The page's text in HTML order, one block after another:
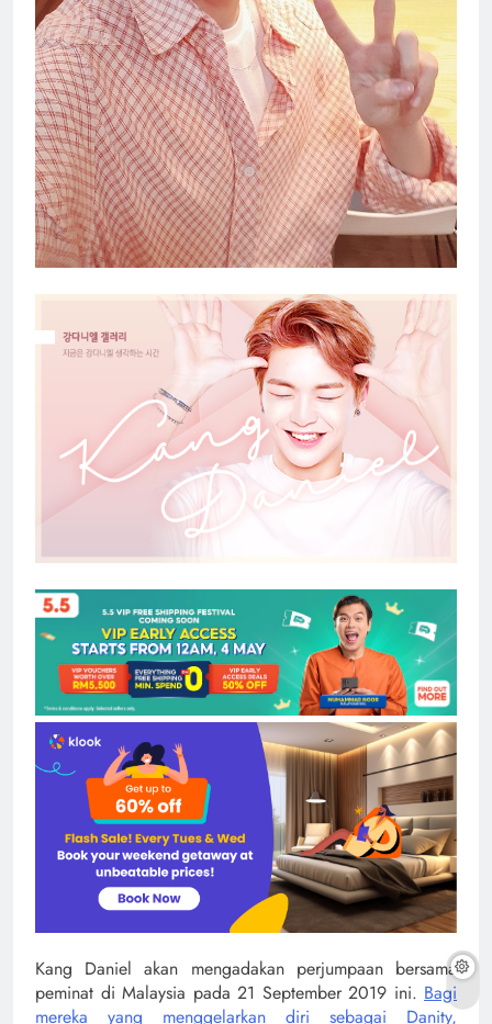
Kang Daniel akan mengadakan perjumpaan bersama
peminat di Malaysia pada 21 September 2019 ini. Bagi
mereka yang menggelarkan diri sebagai Danity,